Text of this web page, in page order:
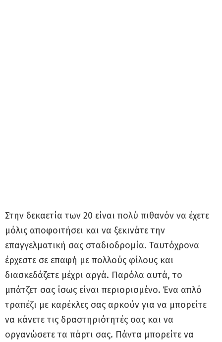
Στην δεκαετία των 20 είναι πολύ πιθανόν να έχετε
μόλις αποφοιτήσει και να ξεκινάτε την
επαγγελματική σας σταδιοδρομία. Ταυτόχρονα
έρχεστε σε επαφή με πολλούς φίλους και
διασκεδάζετε μέχρι αργά. Παρόλα αυτά, το
μπάτζετ σας ίσως είναι περιορισμένο. Ένα απλό
τραπέζι με καρέκλες σας αρκούν για να μπορείτε
να κάνετε τις δραστηριότητές σας και να
οργανώσετε τα πάρτι σας. Πάντα μπορείτε να